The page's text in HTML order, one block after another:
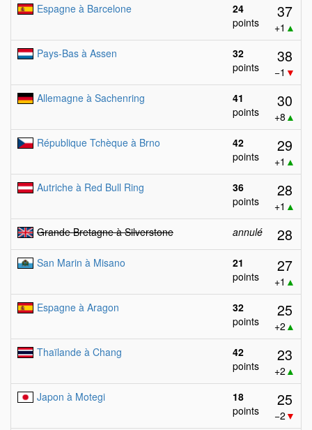
Espagne à Barcelone
24
points
37
+1 ▲
Pays-Bas à Assen
32
points
38
−1 ▼
Allemagne à Sachenring
41
points
30
+8 ▲
République Tchèque à Brno
42
points
29
+1 ▲
Autriche à Red Bull Ring
36
points
28
+1 ▲
Grande Bretagne à Silverstone
annulé 28
San Marin à Misano
21
points
27
+1 ▲
Espagne à Aragon
32
points
25
+2 ▲
Thaïlande à Chang
42
points
23
+2 ▲
Japon à Motegi
18
points
25
−2 ▼